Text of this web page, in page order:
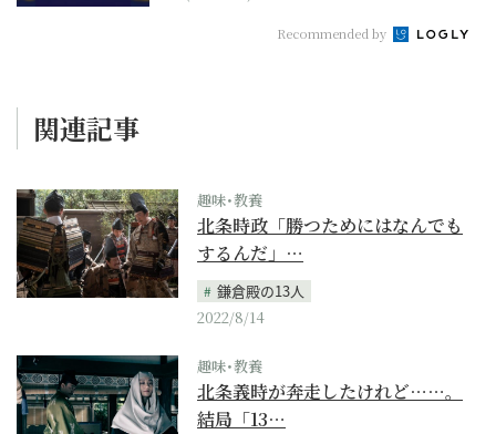
Recommended by
関連記事
趣味･教養
北条時政「勝つためにはなんでも
するんだ」…
鎌倉殿の13人
2022/8/14
趣味･教養
北条義時が奔走したけれど……。
結局「13…